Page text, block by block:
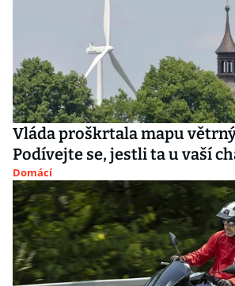
Vláda proškrtala mapu
Podívejte se, jestli ta u vaší
Domácí